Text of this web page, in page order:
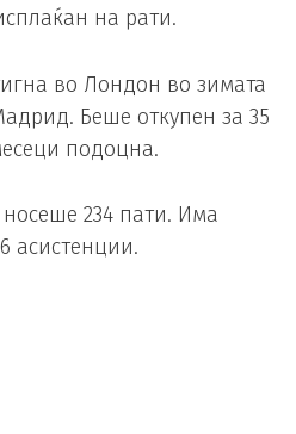
на рати.
во Лондон во зимата
Беше откупен за 35
подоцна.
234 пати. Има
асистенции.